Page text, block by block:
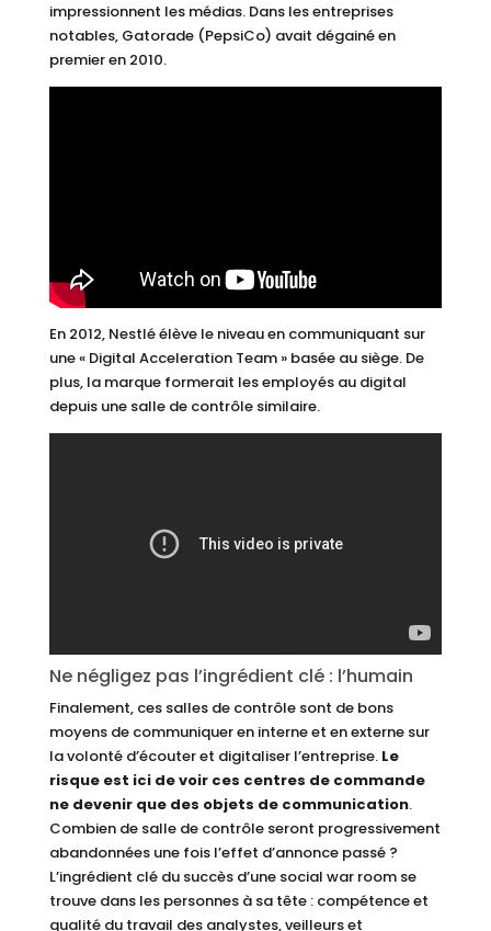
impressionnent les médias. Dans les entreprises
notables, Gatorade (PepsiCo) avait dégainé en
premier en 2010.
En 2012, Nestlé élève le niveau en communiquant sur
une « Digital Acceleration Team » basée au siège. De
plus, la marque formerait les employés au digital
depuis une salle de contrôle similaire.
Ne négligez pas l’ingrédient clé : l’humain
Finalement, ces salles de contrôle sont de bons
moyens de communiquer en interne et en externe sur
la volonté d’écouter et digitaliser l’entreprise. Le
risque est ici de voir ces centres de commande
ne devenir que des objets de communication.
Combien de salle de contrôle seront progressivement
abandonnées une fois l’effet d’annonce passé ?
L’ingrédient clé du succès d’une social war room se
trouve dans les personnes à sa tête : compétence et
qualité du travail des analystes, veilleurs et